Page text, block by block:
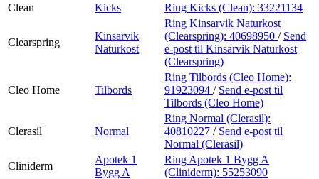
Clean
Kicks Ring Kicks (Clean): 33221134
Clearspring
Kinsarvik
Naturkost
Ring Kinsarvik Naturkost
(Clearspring): 40698950 / Send
e-post til Kinsarvik Naturkost
(Clearspring)
Cleo Home Tilbords
Ring Tilbords (Cleo Home):
91923094 / Send e-post til
Tilbords (Cleo Home)
Clerasil Normal
Ring Normal (Clerasil):
40810227 / Send e-post til
Normal (Clerasil)
Cliniderm
Apotek 1
Bygg A
Ring Apotek 1 Bygg A
(Cliniderm): 55253090